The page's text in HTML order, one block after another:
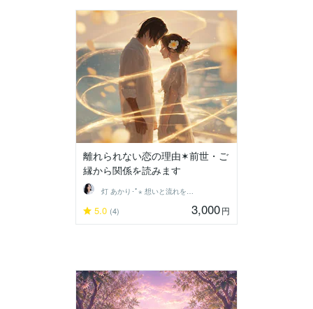
離れられない恋の理由✶前世・ご
縁から関係を読みます
灯 あかり･ﾟ⋆ 想いと流れを結ぶ鑑定士
5.0 (4) 3,000円